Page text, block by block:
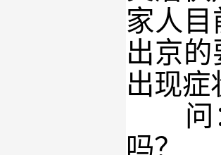
家人
出京
出现症
问：
吗？